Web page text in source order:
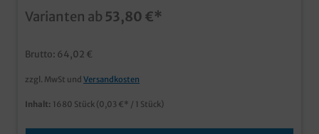
Serviettenextrem voluminös, saugstark und weichfalt-
Farbennatürlich auch individuell bedruckbar, fragen Sie
Varianten ab 53,80 €*
Brutto: 64,02 €
zzgl. MwSt und Versandkosten
Inhalt: 1680 Stück (0,03 €* / 1 Stück)